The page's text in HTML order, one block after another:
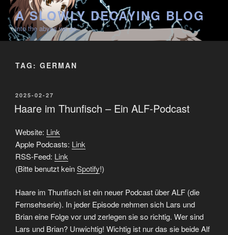
Skip
content
A SLOWLY DECAYING BLOG
into the abyss we go
TAG: GERMAN
POSTED
ON
2025-02-27
Haare im Thunfisch – Ein ALF-Podcast
Website: Link
Apple Podcasts: Link
RSS-Feed: Link
(Bitte benutzt keinSpotify!)
Haare im Thunfisch ist ein neuer Podcast über ALF (die
Fernsehserie). In jeder Episode nehmen sich Lars und
Brian eine Folge vor und zerlegen sie so richtig. Wer sind
Lars und Brian? Unwichtig! Wichtig ist nur das sie beide Alf